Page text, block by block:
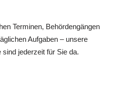
Terminen, Behördengängen
Aufgaben – unsere
sind jederzeit für Sie da.